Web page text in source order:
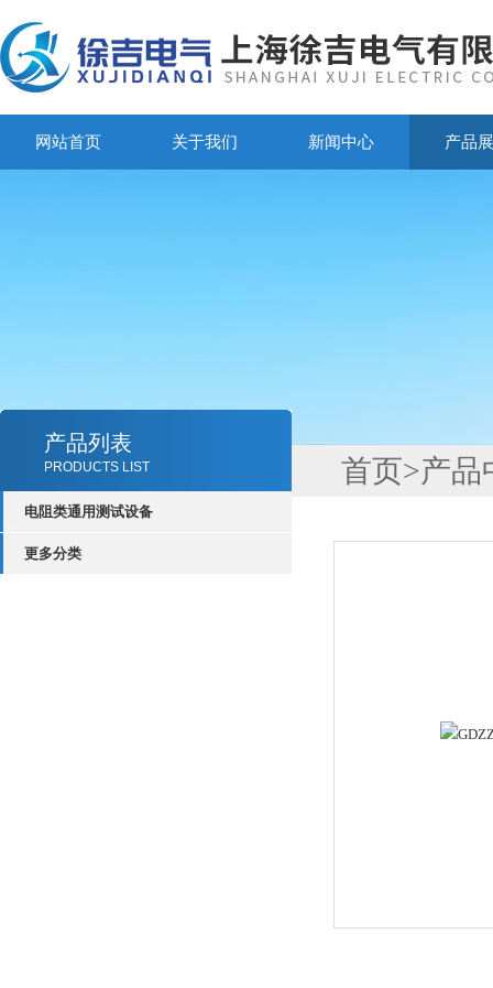
网站首页 关于我们 新闻中心 产品
产品列表
PRODUCTS LIST
电阻类通用测试设备
更多分类
首页>产品